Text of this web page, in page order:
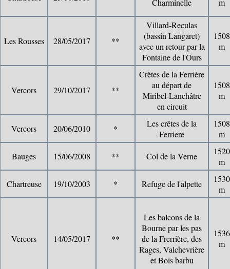
Charminelle
m
Les Rousses 28/05/2017 **
Villard-Reculas
(bassin Langaret)
avec un retour par la
Fontaine de l'Ours
1508
m
Vercors 29/10/2017 **
Crètes de la Ferrière
au départ de
Miribel-Lanchâtre
en circuit
1508
m
Vercors 20/06/2010 *
Les crêtes de la
Ferriere
1508
m
Bauges 15/06/2008 ** Col de la Verne
1520
m
Chartreuse 19/10/2003 * Refuge de l'alpette
1530
m
Vercors 14/05/2017 **
Les balcons de la
Bourne par les pas
de la Frerrière, des
Rages, Valchevrière
et Bois barbu
1536
m